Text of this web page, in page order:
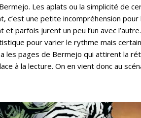
Les aplats ou la simplicité de
c’est une petite incompréhension
parfois jurent un peu l’un avec
pour varier le rythme mais
les pages de Bermejo qui attirent la
à la lecture. On en vient donc au